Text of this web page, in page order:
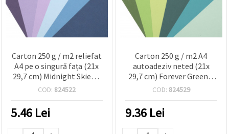
Carton 250 g / m2 reliefat
A4 pe o singură fața (21x
29,7 cm) Midnight Skies 6
culori gama albastru-
COD: 824522
5.46 Lei
Carton 250 g / m2 A4
autoadeziv neted (21x
29,7 cm) Forever Green 6
culori gama albastru-
COD: 824529
9.36 Lei